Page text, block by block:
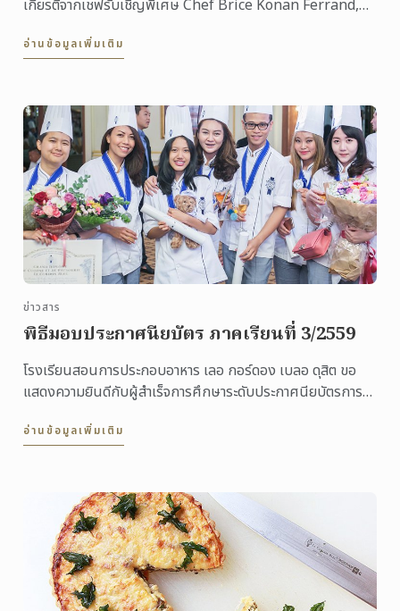
เกียรติจากเชฟรับเชิญพิเศษ Chef Brice Konan Ferrand,
อ่านข้อมูลเพิ่มเติม
ข่าวสาร
พิธีมอบประกาศนียบัตร ภาคเรียนที่ 3/2559
โรงเรียนสอนการประกอบอาหาร เลอ กอร์ดอง เบลอ ดุสิต ขอ
แสดงความยินดีกับผู้สำเร็จการศึกษาระดับประกาศนียบัตรการ
3/2559 ...
อ่านข้อมูลเพิ่มเติม